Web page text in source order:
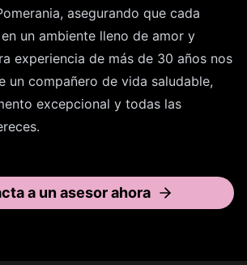
asegurando que cada
un ambiente lleno de amor y
experiencia de más de 30 años nos
un compañero de vida saludable,
excepcional y todas las
a un asesor ahora